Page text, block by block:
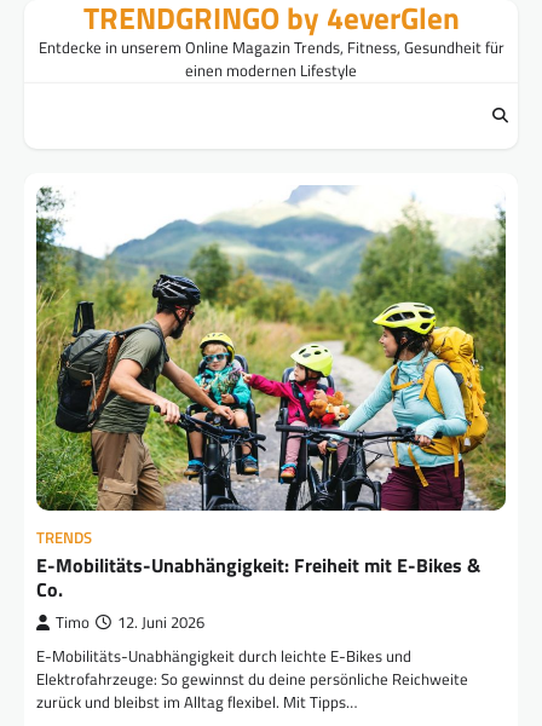
TRENDGRINGO by 4everGlen
Entdecke in unserem Online Magazin Trends, Fitness, Gesundheit für
einen modernen Lifestyle
TRENDS
E-Mobilitäts-Unabhängigkeit: Freiheit mit E-Bikes &
Co.
Timo 12. Juni 2026
E-Mobilitäts-Unabhängigkeit durch leichte E-Bikes und
Elektrofahrzeuge: So gewinnst du deine persönliche Reichweite
zurück und bleibst im Alltag flexibel. Mit Tipps…